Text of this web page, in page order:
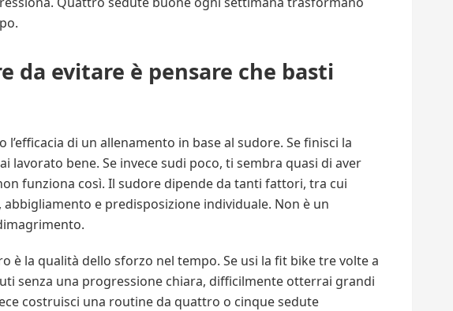
da evitare è pensare che basti
di un allenamento in base al sudore. Se finisci la
lavorato bene. Se invece sudi poco, ti sembra quasi di aver
funziona così. Il sudore dipende da tanti fattori, tra cui
e predisposizione individuale. Non è un
è la qualità dello sforzo nel tempo. Se usi la fit bike tre volte a
senza una progressione chiara, difficilmente otterrai grandi
costruisci una routine da quattro o cinque sedute